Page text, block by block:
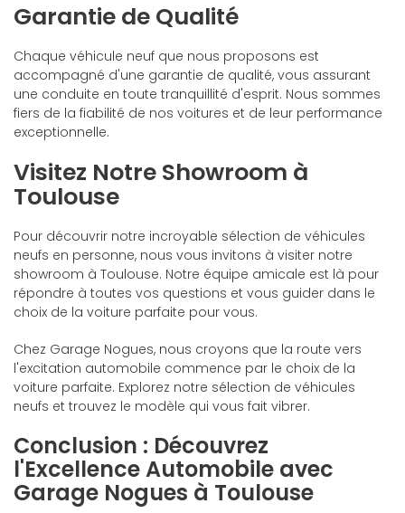
Garantie de Qualité
Chaque véhicule neuf que nous proposons est
accompagné d'une garantie de qualité, vous assurant
une conduite en toute tranquillité d'esprit. Nous sommes
fiers de la fiabilité de nos voitures et de leur performance
exceptionnelle.
Visitez Notre Showroom à
Toulouse
Pour découvrir notre incroyable sélection de véhicules
neufs en personne, nous vous invitons à visiter notre
showroom à Toulouse. Notre équipe amicale est là pour
répondre à toutes vos questions et vous guider dans le
choix de la voiture parfaite pour vous.
Chez Garage Nogues, nous croyons que la route vers
l'excitation automobile commence par le choix de la
voiture parfaite. Explorez notre sélection de véhicules
neufs et trouvez le modèle qui vous fait vibrer.
Conclusion : Découvrez
l'Excellence Automobile avec
Garage Nogues à Toulouse